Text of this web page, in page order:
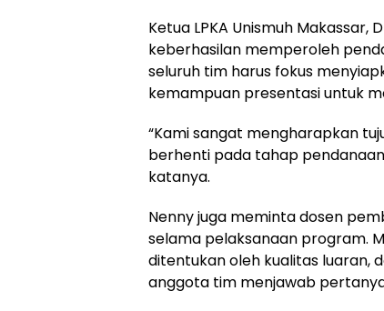
Ketua LPKA Unismuh Makassar,
keberhasilan memperoleh
seluruh tim harus fokus
kemampuan presentasi untuk
“Kami sangat mengharapkan
berhenti pada tahap
katanya.
Nenny juga meminta dosen
selama pelaksanaan program.
ditentukan oleh kualitas luaran,
anggota tim menjawab